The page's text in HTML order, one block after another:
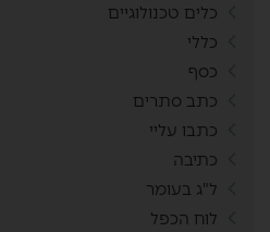
כלים טכנולוגיים
כללי
כסף
כתב סתרים
כתבו עליי
כתיבה
ל"ג בעומר
לוח הכפל